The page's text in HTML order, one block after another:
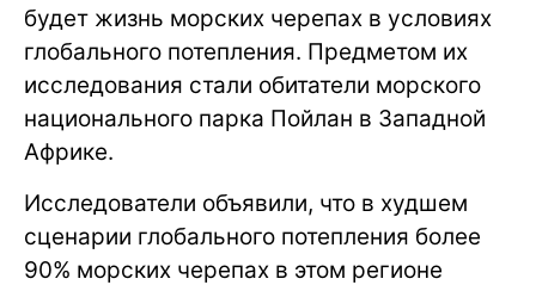
будет жизнь морских черепах в условиях
глобального потепления. Предметом их
исследования стали обитатели морского
национального парка Пойлан в Западной
Африке.
Исследователи объявили, что в худшем
сценарии глобального потепления более
90% морских черепах в этом регионе